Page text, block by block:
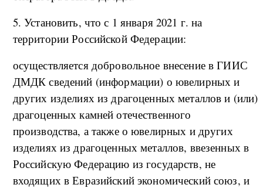
5. Установить, что с 1 января 2021 г. на
территории Российской Федерации:
осуществляется добровольное внесение в ГИИС
ДМДК сведений (информации) о ювелирных и
других изделиях из драгоценных металлов и (или)
драгоценных камней отечественного
производства, а также о ювелирных и других
изделиях из драгоценных металлов, ввезенных в
Российскую Федерацию из государств, не
входящих в Евразийский экономический союз, и